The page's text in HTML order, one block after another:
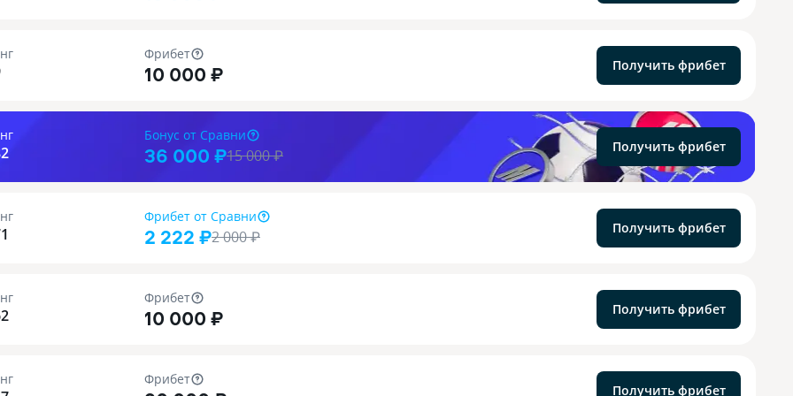
Фрибет
10 000 ₽ Получить фрибет
Бонус от Сравни
36 000 ₽15 000₽ Получить фрибет
Фрибет от Сравни
2 222 ₽2 000₽ Получить фрибет
Фрибет
10 000 ₽ Получить фрибет
Фрибет
Получить фрибет